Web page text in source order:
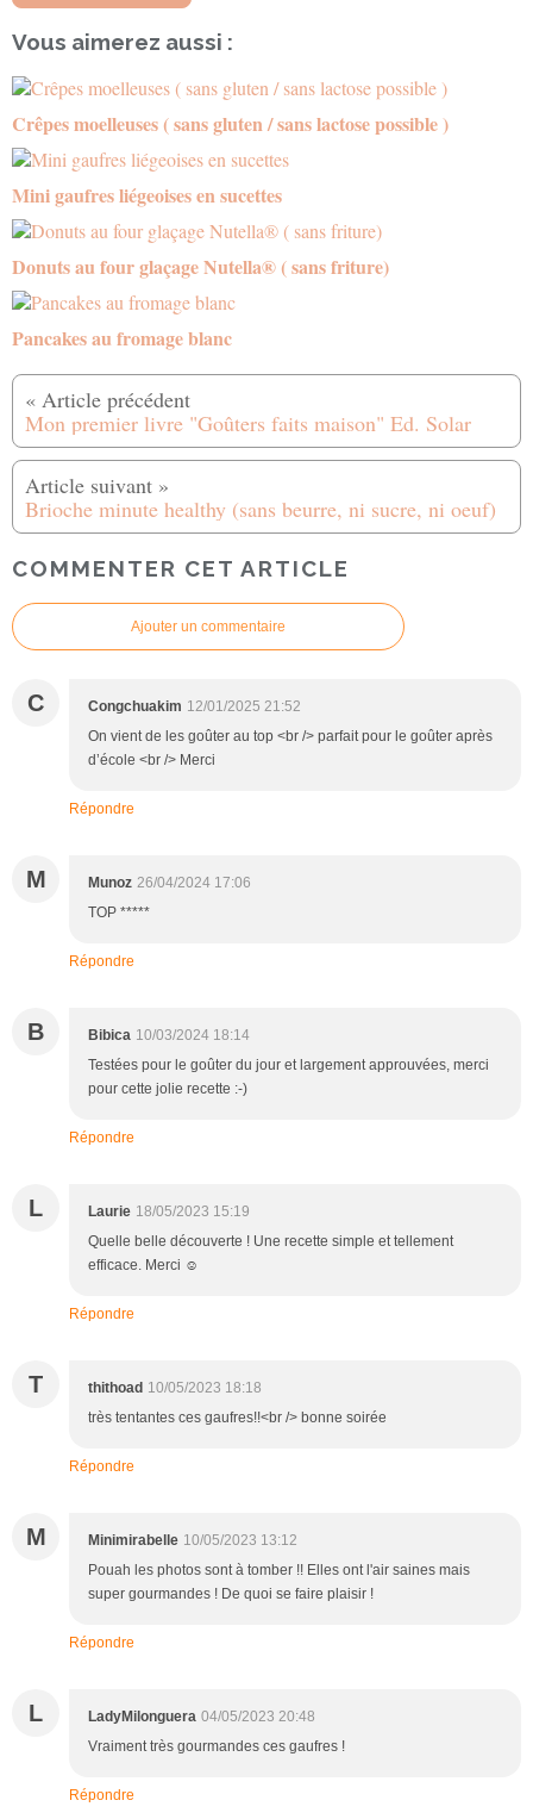
Vous aimerez aussi :
Crêpes moelleuses ( sans gluten / sans lactose possible )
Mini gaufres liégeoises en sucettes
Donuts au four glaçage Nutella® ( sans friture)
Pancakes au fromage blanc
Mon premier livre "Goûters faits maison" Ed. Solar
Brioche minute healthy (sans beurre, ni sucre, ni oeuf)
COMMENTER CET ARTICLE
Ajouter un commentaire
C Congchuakim 12/01/2025 21:52
On vient de les goûter au top <br /> parfait pour le goûter après
d’école <br /> Merci
Répondre
M Munoz 26/04/2024 17:06
TOP *****
Répondre
B Bibica 10/03/2024 18:14
Testées pour le goûter du jour et largement approuvées, merci
pour cette jolie recette :-)
Répondre
L Laurie 18/05/2023 15:19
Quelle belle découverte ! Une recette simple et tellement
efficace. Merci ☺️
Répondre
T thithoad 10/05/2023 18:18
très tentantes ces gaufres!!<br /> bonne soirée
Répondre
M Minimirabelle 10/05/2023 13:12
Pouah les photos sont à tomber !! Elles ont l'air saines mais
super gourmandes ! De quoi se faire plaisir !
Répondre
L LadyMilonguera 04/05/2023 20:48
Vraiment très gourmandes ces gaufres !
Répondre